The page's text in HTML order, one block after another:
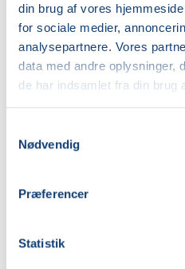
din brug af vores
for sociale medier,
analysepartnere. Vores
data med andre oplysninger,
de har indsamlet fra din brug
Nødvendig
Præferencer
Statistik
462258A
Mødegang
søndag 08.11.2026, kl.
Antal mødegange
1mødegang
Adresse
Se på kort
Praktiske oplysninger